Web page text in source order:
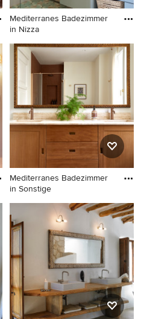
Mediterranes Badezimmer
in Nizza
Mediterranes Badezimmer in
Nizza
Mediterranes Badezimmer
in Sonstige
Mediterranes Badezimmer in
Sonstige